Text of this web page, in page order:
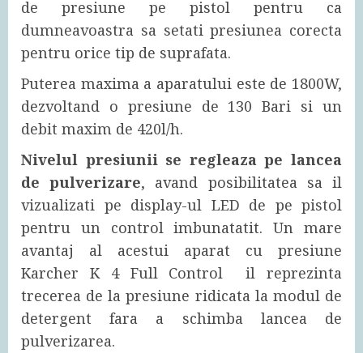
de presiune pe pistol pentru ca
dumneavoastra sa setati presiunea corecta
pentru orice tip de suprafata.
Puterea maxima a aparatului este de 1800W,
dezvoltand o presiune de 130 Bari si un
debit maxim de 420l/h.
Nivelul presiunii se regleaza pe lancea
de pulverizare, avand posibilitatea sa il
vizualizati pe display-ul LED de pe pistol
pentru un control imbunatatit. Un mare
avantaj al acestui aparat cu presiune
Karcher K 4 Full Control il reprezinta
trecerea de la presiune ridicata la modul de
detergent fara a schimba lancea de
pulverizarea.